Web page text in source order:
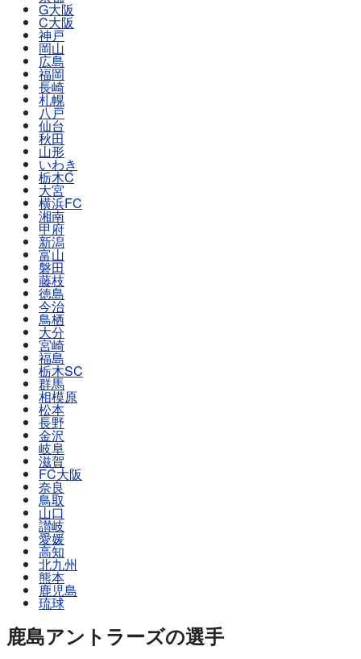
G大阪
C大阪
神戸
岡山
広島
福岡
長崎
札幌
八戸
仙台
秋田
山形
いわき
栃木C
大宮
横浜FC
湘南
甲府
新潟
富山
磐田
藤枝
徳島
今治
鳥栖
大分
宮崎
福島
栃木SC
群馬
相模原
松本
長野
金沢
岐阜
滋賀
FC大阪
奈良
鳥取
山口
讃岐
愛媛
高知
北九州
熊本
鹿児島
琉球
鹿島アントラーズの選手